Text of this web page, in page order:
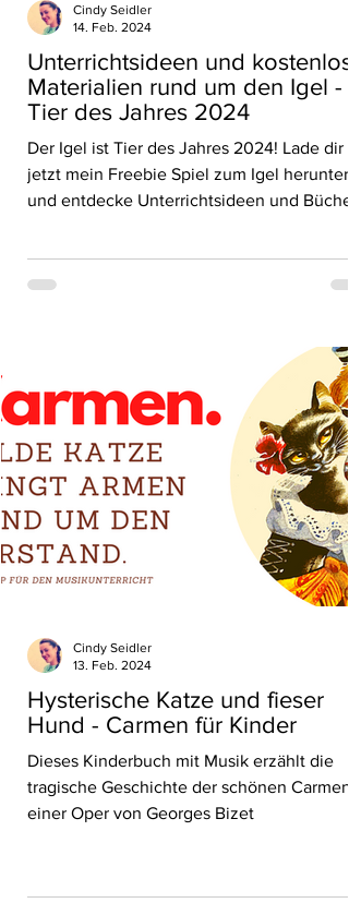
Unterrichtsideen und
Materialien rund um den Igel -
Tier des Jahres 2024
Der Igel ist Tier des Jahres 2024! Lade dir
jetzt mein Freebie Spiel zum Igel herunter
und entdecke Unterrichtsideen und
Cindy Seidler
14. Feb. 2024
Hysterische Katze und fieser
Hund - Carmen für Kinder
Dieses Kinderbuch mit Musik erzählt die
tragische Geschichte der schönen Carmen
einer Oper von Georges Bizet
Cindy Seidler
13. Feb. 2024